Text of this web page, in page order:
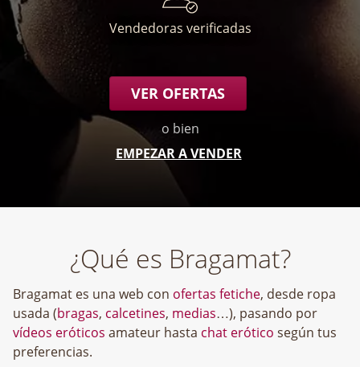
Vendedoras verificadas
VER OFERTAS
o bien
EMPEZAR A VENDER
¿Qué es Bragamat?
Bragamat es una web con ofertas fetiche, desde ropa
usada (bragas, calcetines, medias…), pasando por
vídeos eróticos amateur hasta chat erótico según tus
preferencias.